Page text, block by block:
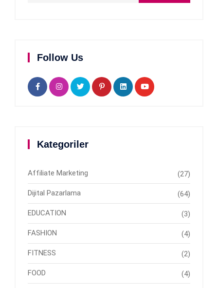
Follow Us
Kategoriler
Affiliate Marketing (27)
Dijital Pazarlama (64)
EDUCATION (3)
FASHION (4)
FITNESS (2)
FOOD (4)